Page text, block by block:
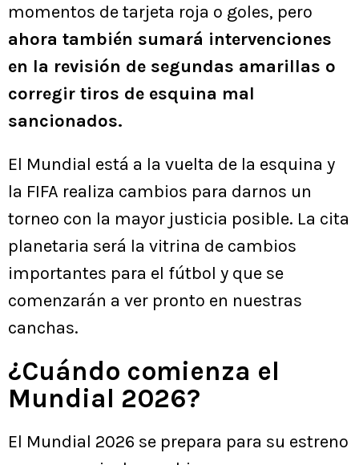
momentos de tarjeta roja o goles, pero
ahora también sumará intervenciones
en la revisión de segundas amarillas o
corregir tiros de esquina mal
sancionados.
El Mundial está a la vuelta de la esquina y
la FIFA realiza cambios para darnos un
torneo con la mayor justicia posible. La cita
planetaria será la vitrina de cambios
importantes para el fútbol y que se
comenzarán a ver pronto en nuestras
canchas.
¿Cuándo comienza el
Mundial 2026?
El Mundial 2026 se prepara para su estreno